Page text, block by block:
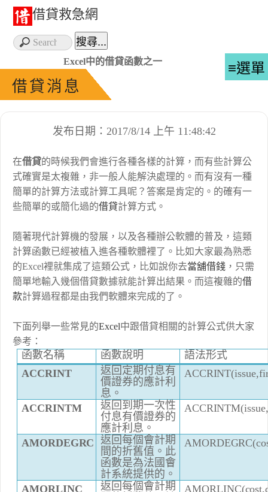
借貸救急網
≡選單
Excel中的借貸函數之一
借貸消息
发布日期：2017/8/14 上午 11:48:42
在借貸的時候我們會進行各種各樣的計算，而有些計算公
式確實是太複雜，非一般人能解決處理的。而有沒有一種
簡單的計算方法或計算工具呢？答案是肯定的。的確有一
些簡單的或簡化過的借貸計算方式。
隨著現代計算機的發展，以及各種辦公軟體的普及，這類
計算函數已經被植入進各種軟體裡了。比如大家最為熟悉
的Excel裡就集成了這類公式，比如說你去當舖借錢 ，只需
簡單地輸入幾個借貸數據就能計算出結果。而這複雜的借
款計算過程都是由我們軟體來完成的了。
下面列舉一些常見的Excel中跟借貸相關的計算公式供大家
參考：
函數名稱 函數說明 語法形式
ACCRINT
返回定期付息有
價證券的應計利
息。
ACCRINT(issue,fi
ACCRINTM
返回到期一次性
付息有價證券的
應計利息。
ACCRINTM(issue
AMORDEGRC 返回每個會計期
間 的折舊值 。此
函數是為法國會
計系統提供的。
AMORDEGRC(co
AMORLINC 返回每個會計期
AMORLINC(cos